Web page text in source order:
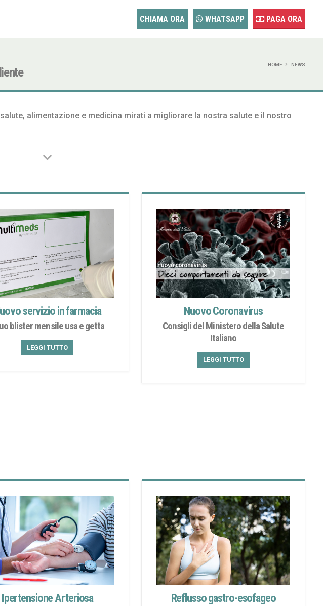
PAGA ORA
WHATSAPP
CHIAMA ORA
HOME NEWS
alimentazione e medicina mirati a migliorare la nostra salute e il nostro
servizio in farmacia
blister mensile usa e getta
LEGGI TUTTO
Nuovo Coronavirus
Consigli del Ministero della Salute
Italiano
LEGGI TUTTO
Ipertensione Arteriosa Reflusso gastro-esofageo